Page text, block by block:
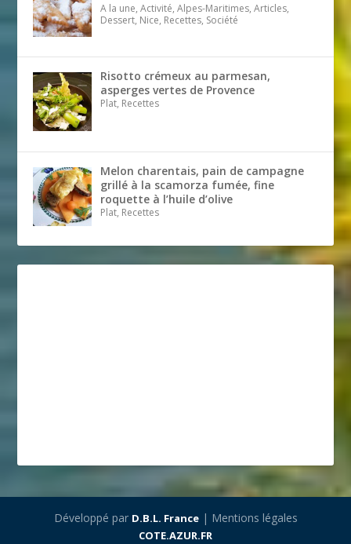
A la une, Activité, Alpes-Maritimes, Articles,
Dessert, Nice, Recettes, Société
Risotto crémeux au parmesan,
asperges vertes de Provence
Plat, Recettes
Melon charentais, pain de campagne
grillé à la scamorza fumée, fine
roquette à l’huile d’olive
Plat, Recettes
Développé par D.B.L. France| Mentions légales
COTE.AZUR.FR